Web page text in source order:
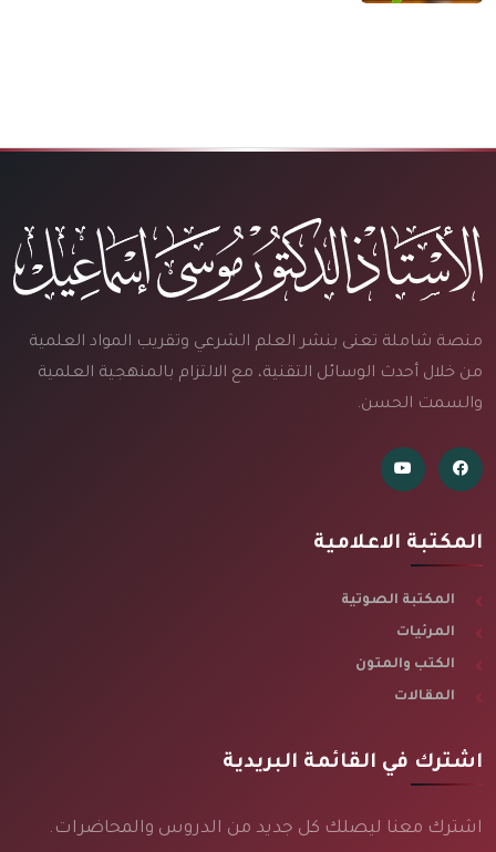
منصة شاملة تعنى بنشر العلم الشرعي وتقريب المواد العلمية
من خلال أحدث الوسائل التقنية، مع الالتزام بالمنهجية العلمية
والسمت الحسن.
المكتبة الاعلامية
المكتبة الصوتية
المرئيات
الكتب والمتون
المقالات
اشترك في القائمة البريدية
اشترك معنا ليصلك كل جديد من الدروس والمحاضرات.